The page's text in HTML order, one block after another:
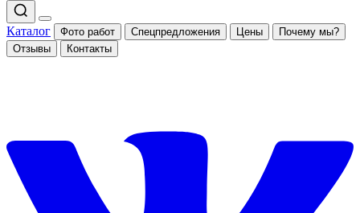
Каталог Фото работ Спецпредложения Цены
Почему мы?
Отзывы
Контакты